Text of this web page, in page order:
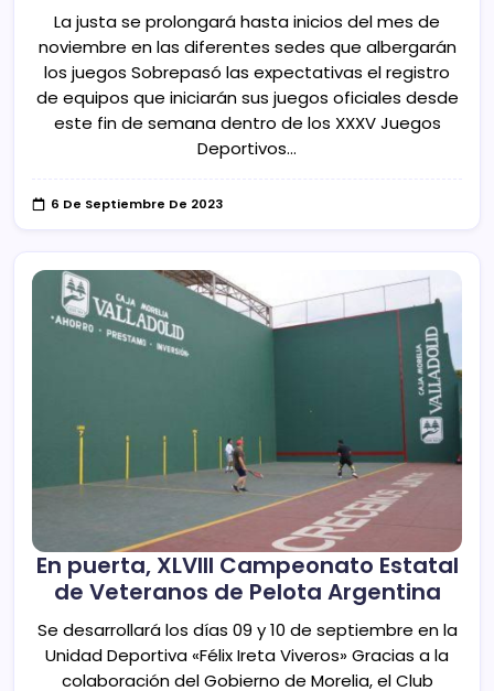
La justa se prolongará hasta inicios del mes de
noviembre en las diferentes sedes que albergarán
los juegos Sobrepasó las expectativas el registro
de equipos que iniciarán sus juegos oficiales desde
este fin de semana dentro de los XXXV Juegos
Deportivos…
6 De Septiembre De 2023
En puerta, XLVIII Campeonato Estatal
de Veteranos de Pelota Argentina
Se desarrollará los días 09 y 10 de septiembre en la
Unidad Deportiva «Félix Ireta Viveros» Gracias a la
colaboración del Gobierno de Morelia, el Club